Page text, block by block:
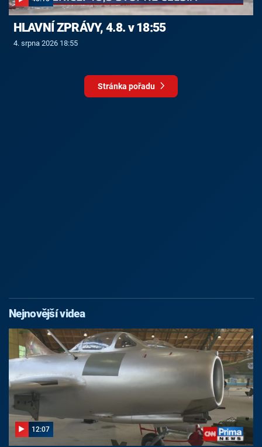
HLAVNÍ ZPRÁVY, 4.8. v 18:55
4. srpna 2026 18:55
Stránka pořadu
Nejnovější videa
12:07